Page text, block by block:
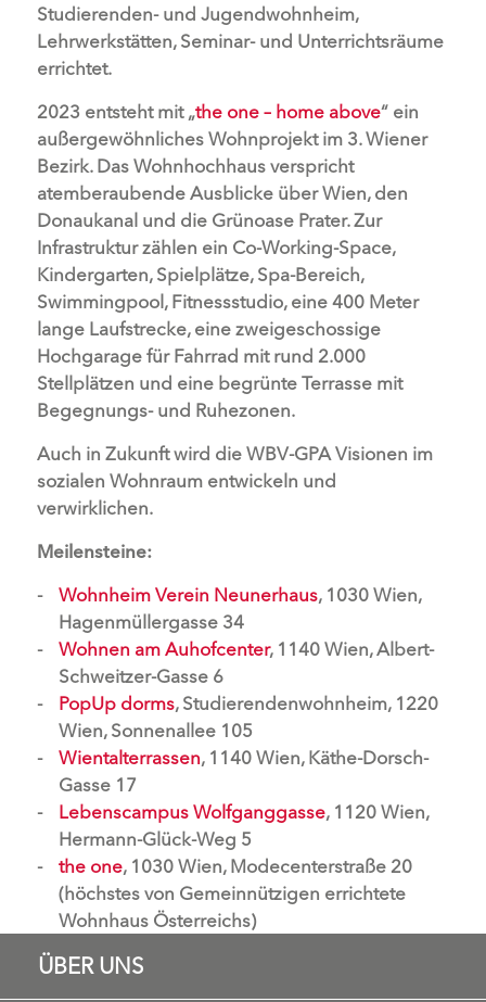
Studierenden- und Jugendwohnheim,
Lehrwerkstätten, Seminar- und Unterrichtsräume
errichtet.
2023 entsteht mit „the one – home above“ ein
außergewöhnliches Wohnprojekt im 3. Wiener
Bezirk. Das Wohnhochhaus verspricht
atemberaubende Ausblicke über Wien, den
Donaukanal und die Grünoase Prater. Zur
Infrastruktur zählen ein Co-Working-Space,
Kindergarten, Spielplätze, Spa-Bereich,
Swimmingpool, Fitnessstudio, eine 400 Meter
lange Laufstrecke, eine zweigeschossige
Hochgarage für Fahrrad mit rund 2.000
Stellplätzen und eine begrünte Terrasse mit
Begegnungs- und Ruhezonen.
Auch in Zukunft wird die WBV-GPA Visionen im
sozialen Wohnraum entwickeln und
verwirklichen.
Meilensteine:
Wohnheim Verein Neunerhaus, 1030 Wien,
Hagenmüllergasse 34
Wohnen am Auhofcenter, 1140 Wien, Albert-
Schweitzer-Gasse 6
PopUp dorms, Studierendenwohnheim, 1220
Wien, Sonnenallee 105
Wientalterrassen, 1140 Wien, Käthe-Dorsch-
Gasse 17
Lebenscampus Wolfganggasse, 1120 Wien,
Hermann-Glück-Weg 5
the one, 1030 Wien, Modecenterstraße 20
(höchstes von Gemeinnützigen errichtete
Wohnhaus Österreichs)
ÜBER UNS